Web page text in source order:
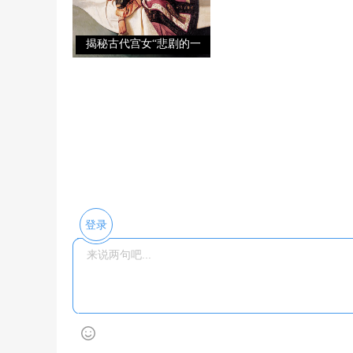
揭秘古代宫女“悲剧的一
生”
登录